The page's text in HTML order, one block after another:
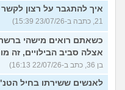
איך להתגבר על רצון לקשר
21, כתבה ב-23/07/26 15:39)
כשאתם רואים מישהי
אצלה סביב הבילויים, זה
בן 36, כתב ב-22/07/26 16:13)
לאנשים ששירתו בחיל